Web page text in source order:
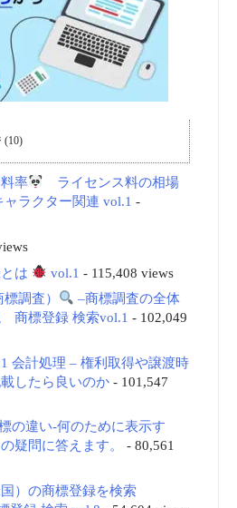
(10)
率
ライセンス料の相場
ラクター関連 vol.1 -
は
vol.1 - 115,408 views
調査）
–商標調査の全体
商標登録 検索vol.1 - 102,049
会計処理 – 権利取得や譲渡時
したら良いのか- 101,547
違い-何のために表示す
疑問に答えます。
- 80,561
）の商標登録を検索